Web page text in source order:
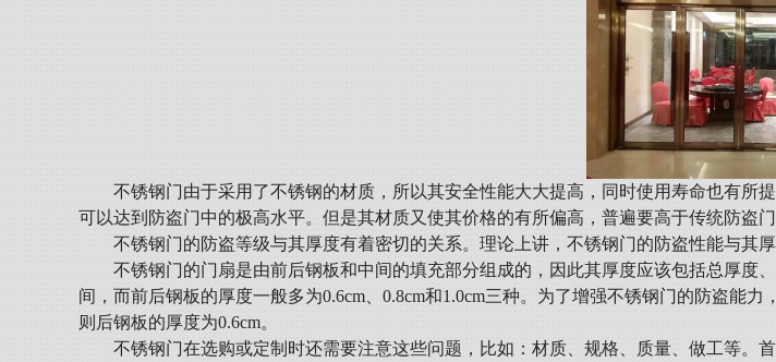
不锈钢门由于采用了不锈钢的材质，所以其安全性能大大提高，同时使用寿命也有
可以达到防盗门中的极高水平。但是其材质又使其价格的有所偏高，普遍要高于传统防盗门
不锈钢门的防盗等级与其厚度有着密切的关系。理论上讲，不锈钢门的防盗性能与其
不锈钢门的门扇是由前后钢板和中间的填充部分组成的，因此其厚度应该包括总厚度
间，而前后钢板的厚度一般多为0.6cm、0.8cm和1.0cm三种。为了增强不锈钢门的防盗能
则后钢板的厚度为0.6cm。
不锈钢门在选购或定制时还需要注意这些问题，比如：材质、规格、质量、做工等。